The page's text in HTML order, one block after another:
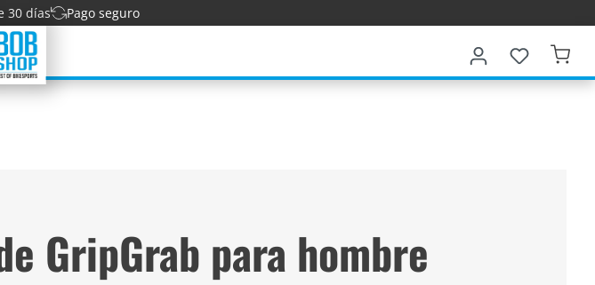
30 días Pago seguro
GripGrab para hombre